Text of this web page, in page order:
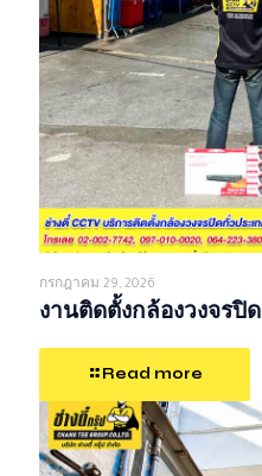
กรกฎาคม 29, 2026
งานติดตั้งกล้องวงจรปิ
Read more